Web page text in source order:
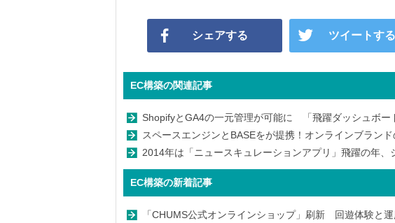
シェアする ツイートする
EC構築の関連記事
ShopifyとGA4の一元管理が可能に 「飛躍ダッシュボー
スペースエンジンとBASEをが提携！オンラインブラン
2014年は「ニュースキュレーションアプリ」飛躍の年、
EC構築の新着記事
「CHUMS公式オンラインショップ」刷新 回遊体験と